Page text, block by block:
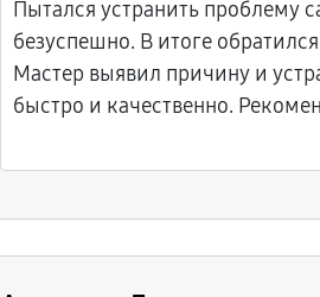
Пытался устранить проблему
безуспешно. В итоге
Мастер выявил причину и
быстро и качественно.